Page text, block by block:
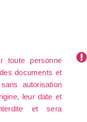
toute personne
documents et
autorisation
leur date et
et sera